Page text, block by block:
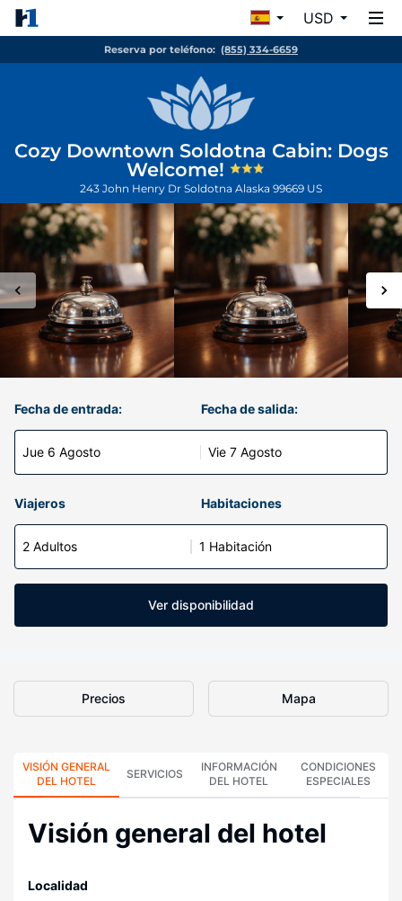
USD
Reserva por teléfono: (855) 334-6659
Cozy Downtown Soldotna Cabin: Dogs
Welcome!
243 John Henry Dr Soldotna Alaska 99669 US
Fecha de entrada:
Jue 6 Agosto
Fecha de salida:
Vie 7 Agosto
Viajeros Habitaciones
2 Adultos 1 Habitación
Ver disponibilidad
Precios Mapa
VISIÓN GENERAL
DEL HOTEL
SERVICIOS
INFORMACIÓN
DEL HOTEL
CONDICIONES
ESPECIALES
Visión general del hotel
Localidad